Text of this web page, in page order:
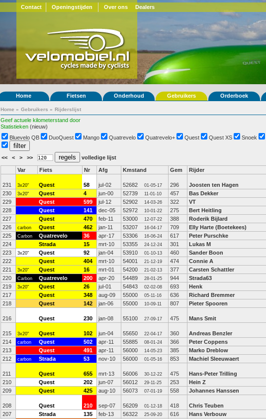
Contact Openingstijden Over ons Dealers
Home Fietsen Onderhoud Gebruikers Orderboek
Home » Gebruikers » Rijderslijst
Geef actuele kilometerstand door
Statistieken (nieuw)
Bluevelo QB DuoQuest Mango Quatrevelo Quatrevelo+ Quest Quest XS Snoek
<< < > >> volledige lijst
Var Fiets Nr Afg Kmstand Gem Rijder
231 3x20" Quest 58 jul-02 52682 01-05-17 296 Joosten ten Hagen
230
3x20" Quest 4 jun-00 52739 11-01-10 457 Bas Dekker
229
Quest 599 jul-12 52902 14-03-26 322 VT
228
Quest 141 dec-05 52972 10-01-22 275 Bert Heitling
227
Quest 470 feb-11 53000 12-07-22 388 Roderik Bijlard
226
carbon Quest 462 jan-11 53207 16-04-17 709 Elly Harte (Boetekees)
225
Carbon Quatrevelo 36 apr-17 53306 16-06-24 617 Peter Purschke
224
Strada 15 mrt-10 53355 24-12-24 301 Lukas M
223
3x20" Quest 92 jan-04 53910 01-10-13 460 Sander Boon
222
Quest 404 mrt-10 54001 21-12-19 474 Connie A
221
3x20" Quest 16 mrt-01 54200 21-02-13 377 Carsten Schattler
220
Carbon Quatrevelo 200 apr-20 54489 28-01-25 944 Strada63
219
3x20" Quest 26 jul-01 54843 02-02-08 693 Henk
217
Quest 348 aug-09 55000 05-11-16 636 Richard Bremmer
218
Quest 142 jan-06 55000 10-09-11 807 Pieter Spooren
216 Quest 230 jan-08 55100 27-09-17 475 Mans Smit
215 3x20" Quest 102 jun-04 55650 22-04-17 360 Andreas Benzler
214
carbon Quest 502 apr-11 55885 08-01-24 366 Peter Coppens
213
Quest 491 apr-11 56000 14-05-23 385 Marko Dreblow
212
carbon Strada 53 nov-10 56000 01-05-16 853 Machiel Sleeuwaert
211 Quest 655 mrt-13 56006 30-12-22 475 Hans-Peter Trilling
210
Quest 202 jun-07 56012 29-11-25 253 Hein Z
209
Quest 425 aug-10 56073 07-01-19 558 Johannes Hanssen
208 Quest 210 sep-07 56209 01-12-18 418 Chris Teuben
207
Strada 135 feb-13 56322 25-09-20 616 Hans Verbouw